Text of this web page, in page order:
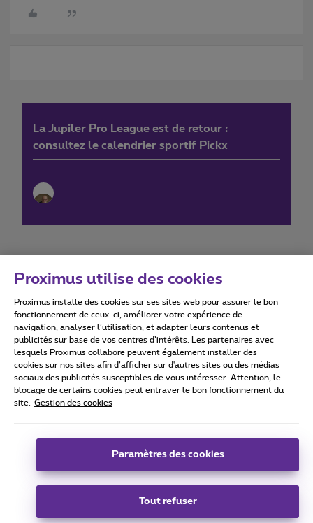
La Jupiler Pro League est de retour :
consultez le calendrier sportif Pickx
Conditions d'utilisation Accessibility statement
Tous droits réservés. © 2026
Conditions générales, info consommateur
Coordonnées de l’entreprise
Boulevard du Roi Albert II 27 - B-1030 Bruxelles.
Proximus utilise des cookies
Proximus installe des cookies sur ses sites web pour assurer le bon
fonctionnement de ceux-ci, améliorer votre expérience de
navigation, analyser l’utilisation, et adapter leurs contenus et
publicités sur base de vos centres d’intérêts. Les partenaires avec
lesquels Proximus collabore peuvent également installer des
cookies sur nos sites afin d’afficher sur d'autres sites ou des médias
sociaux des publicités susceptibles de vous intéresser. Attention, le
blocage de certains cookies peut entraver le bon fonctionnement du
site.
Gestion des cookies
Paramètres des cookies
Tout refuser